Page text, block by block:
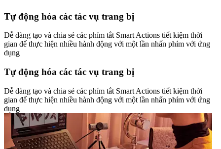
Tự động hóa các tác vụ trang bị
Dễ dàng tạo và chia sẻ các phím tắt Smart Actions tiết kiệm thời
gian để thực hiện nhiều hành động với một lần nhấn phím với ứng
dụng
Tự động hóa các tác vụ trang bị
Dễ dàng tạo và chia sẻ các phím tắt Smart Actions tiết kiệm thời
gian để thực hiện nhiều hành động với một lần nhấn phím với ứng
dụng